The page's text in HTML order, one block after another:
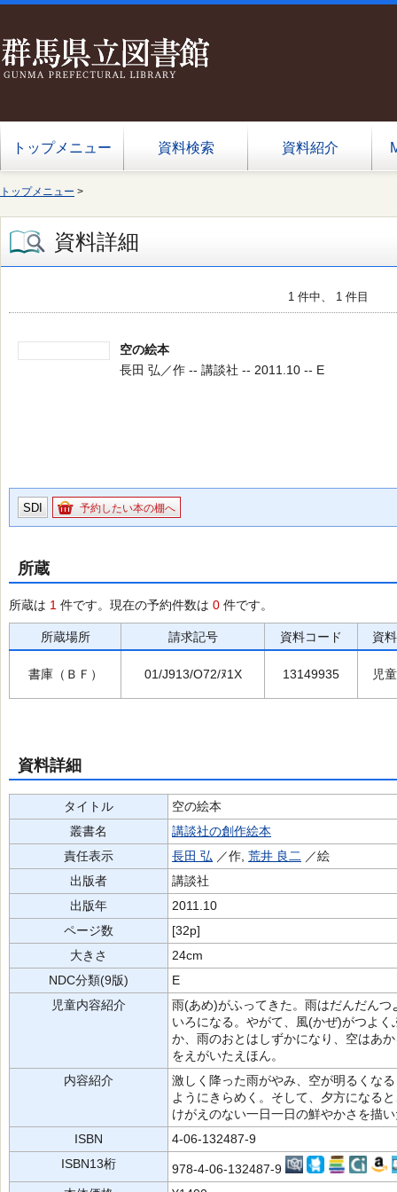
トップメニュー 資料検索 資料紹介
トップメニュー >
資料詳細
1 件中、 1 件目
空の絵本
長田 弘／作 -- 講談社 -- 2011.10 -- E
SDI 予約したい本の棚へ
所蔵
所蔵は 1 件です。現在の予約件数は 0 件です。
所蔵場所 請求記号 資料コード 資
書庫（ＢＦ） 01/J913/O72/ﾇ1X 13149935 児
資料詳細
タイトル
空の絵本
叢書名
講談社の創作絵本
責任表示
長田 弘 ／作, 荒井 良二 ／絵
出版者
講談社
出版年
2011.10
ページ数
[32p]
大きさ
24cm
NDC分類(9版)
E
児童内容紹介
雨(あめ)がふってきた。雨はだんだん
いろになる。やがて、風(かぜ)がつよ
か、雨のおとはしずかになり、空はあ
をえがいたえほん。
内容紹介
激しく降った雨がやみ、空が明るくな
ようにきらめく。そして、夕方になる
けがえのない一日一日の鮮やかさを描
ISBN
4-06-132487-9
ISBN13桁
978-4-06-132487-9